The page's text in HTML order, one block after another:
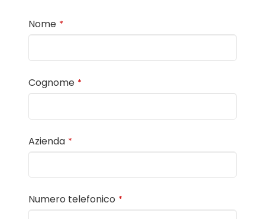
Nome *
Cognome *
Azienda *
Numero telefonico *